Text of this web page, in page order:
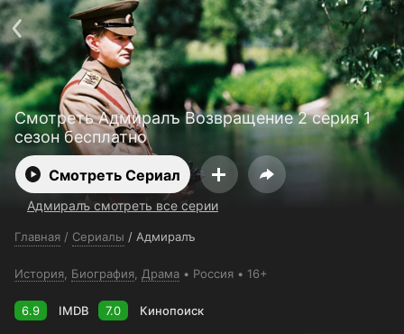
Смотреть 3650 дней бесплатно
Смотреть Адмиралъ Возвращение 2 серия 1
сезон бесплатно
Смотреть Сериал
Адмиралъ смотреть все серии
Главная / Сериалы / Адмиралъ
История Биография Драма Россия 16+
6.9 IMDB 7.0 Кинопоиск
Телефон поддержки: +998 55 516 2111
Пользовательское соглашение
Политика конфиденциальности
Открыть приложение
Ввести промокод